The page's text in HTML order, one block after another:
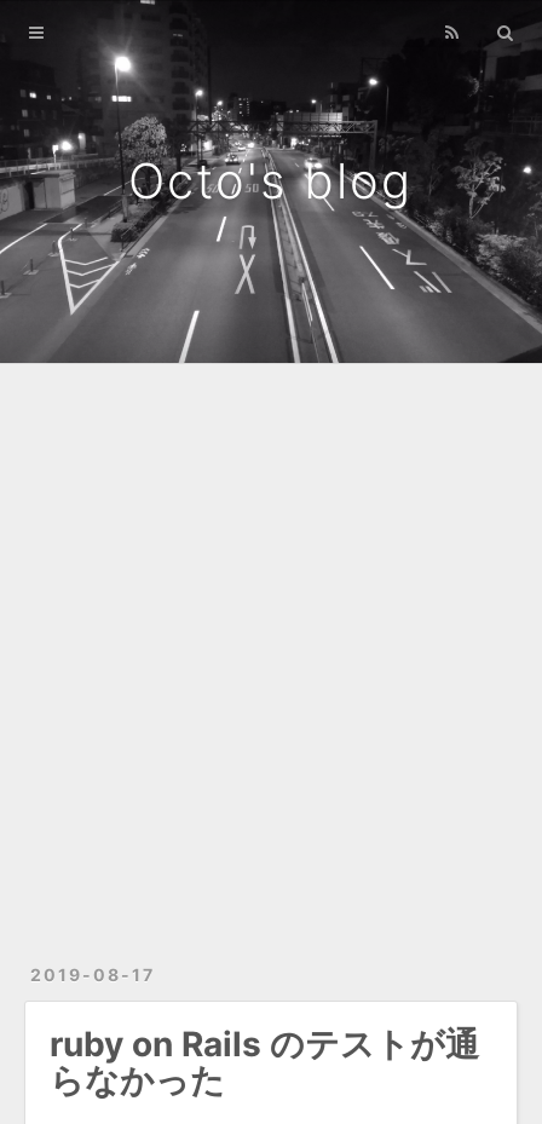
Octo's blog
2019-08-17
ruby on Rails のテストが通
らなかった
Home
Archives